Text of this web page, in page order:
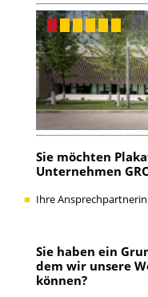
Sie möchten
Unternehmen
Ihre Ansprechpartnerin
Sie haben ein
dem wir unsere
können?